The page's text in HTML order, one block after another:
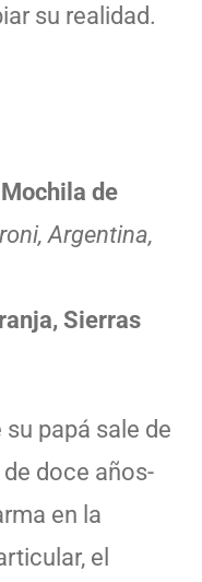
su realidad.
de
Argentina,
Sierras
papá sale de
doce años-
en la
el